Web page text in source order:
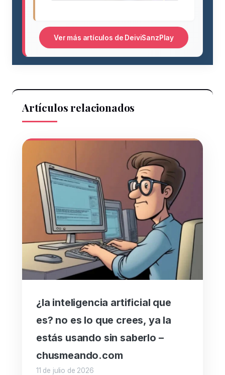
Ver más artículos de DeiviSanzPlay
Artículos relacionados
¿la inteligencia artificial que
es? no es lo que crees, ya la
estás usando sin saberlo –
chusmeando.com
11 de julio de 2026